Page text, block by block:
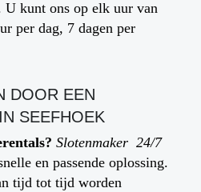
kunt ons op elk uur van
per dag, 7 dagen per
DOOR EEN
SEEFHOEK
? Slotenmaker 24/7
en passende oplossing.
tijd tot tijd worden